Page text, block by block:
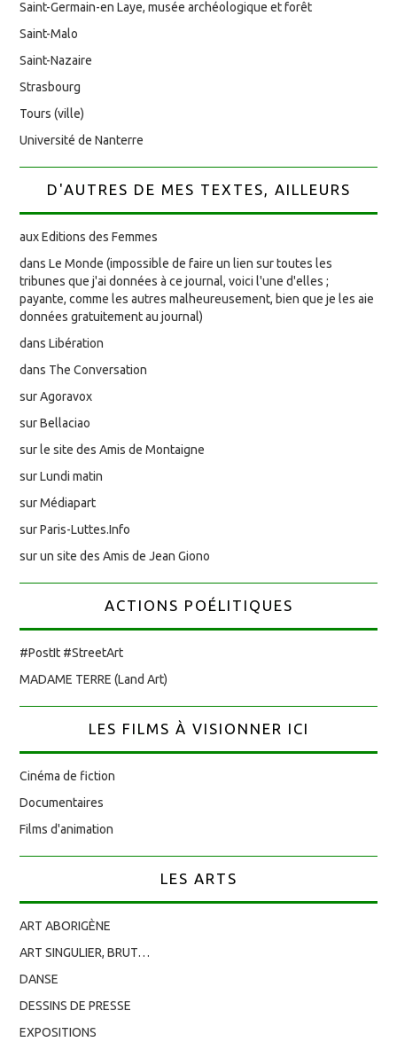
Saint-Germain-en Laye, musée archéologique et forêt
Saint-Malo
Saint-Nazaire
Strasbourg
Tours (ville)
Université de Nanterre
D'AUTRES DE MES TEXTES, AILLEURS
aux Editions des Femmes
dans Le Monde (impossible de faire un lien sur toutes les
tribunes que j'ai données à ce journal, voici l'une d'elles ;
payante, comme les autres malheureusement, bien que je les aie
données gratuitement au journal)
dans Libération
dans The Conversation
sur Agoravox
sur Bellaciao
sur le site des Amis de Montaigne
sur Lundi matin
sur Médiapart
sur Paris-Luttes.Info
sur un site des Amis de Jean Giono
ACTIONS POÉLITIQUES
#PostIt #StreetArt
MADAME TERRE (Land Art)
LES FILMS À VISIONNER ICI
Cinéma de fiction
Documentaires
Films d'animation
LES ARTS
ART ABORIGÈNE
ART SINGULIER, BRUT…
DANSE
DESSINS DE PRESSE
EXPOSITIONS